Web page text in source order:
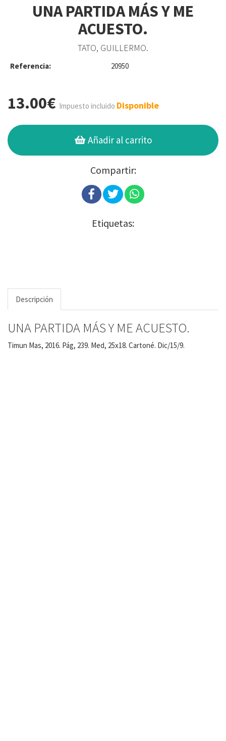
UNA PARTIDA MÁS Y ME
ACUESTO.
TATO, GUILLERMO.
Referencia: 20950
13.00€ Impuesto incluido Disponible
Añadir al carrito
Compartir:
Etiquetas:
Descripción
UNA PARTIDA MÁS Y ME ACUESTO.
Timun Mas, 2016. Pág, 239. Med, 25x18. Cartoné. Dic/15/9.